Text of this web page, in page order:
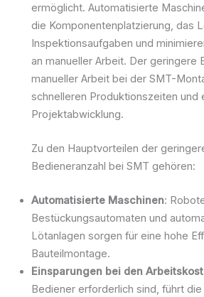
ermöglicht. Automatisierte
die Komponentenplatzierung, das
Inspektionsaufgaben und
an manueller Arbeit. Der geringere
manueller Arbeit bei der SMT-
schnelleren Produktionszeiten und
Projektabwicklung.
Zu den Hauptvorteilen der
Bedieneranzahl bei SMT gehören:
Automatisierte Maschinen:
Bestückungsautomaten und
Lötanlagen sorgen für eine hohe
Bauteilmontage.
Einsparungen bei den
Bediener erforderlich sind, führt